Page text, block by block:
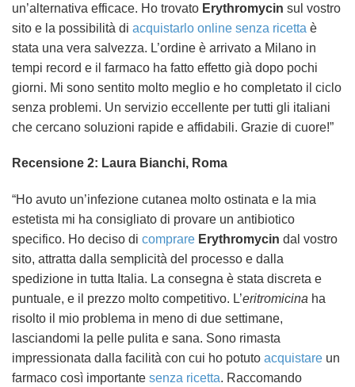
un’alternativa efficace. Ho trovato Erythromycin sul vostro
sito e la possibilità di acquistarlo online senza ricetta è
stata una vera salvezza. L’ordine è arrivato a Milano in
tempi record e il farmaco ha fatto effetto già dopo pochi
giorni. Mi sono sentito molto meglio e ho completato il ciclo
senza problemi. Un servizio eccellente per tutti gli italiani
che cercano soluzioni rapide e affidabili. Grazie di cuore!”
Recensione 2: Laura Bianchi, Roma
“Ho avuto un’infezione cutanea molto ostinata e la mia
estetista mi ha consigliato di provare un antibiotico
specifico. Ho deciso di comprare Erythromycin dal vostro
sito, attratta dalla semplicità del processo e dalla
spedizione in tutta Italia. La consegna è stata discreta e
puntuale, e il prezzo molto competitivo. L’eritromicina ha
risolto il mio problema in meno di due settimane,
lasciandomi la pelle pulita e sana. Sono rimasta
impressionata dalla facilità con cui ho potuto acquistare un
farmaco così importante senza ricetta. Raccomando